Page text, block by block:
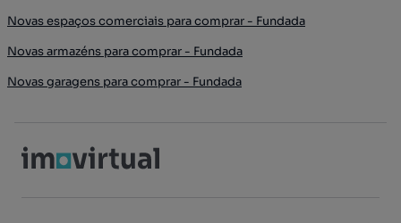
Novas espaços comerciais para comprar - Fundada
Novas armazéns para comprar - Fundada
Novas garagens para comprar - Fundada